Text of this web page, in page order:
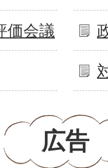
価会議
広告